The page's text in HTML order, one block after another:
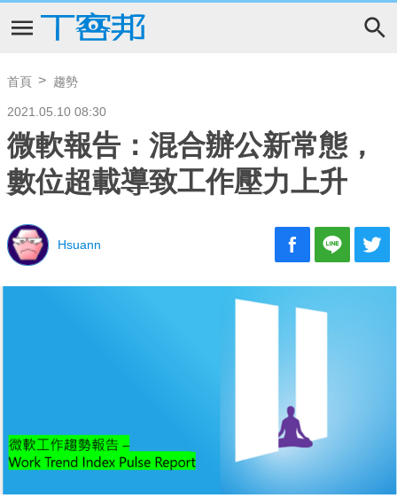
首頁 趨勢
2021.05.10 08:30
微軟報告：混合辦公新常態，
數位超載導致工作壓力上升
Hsuann